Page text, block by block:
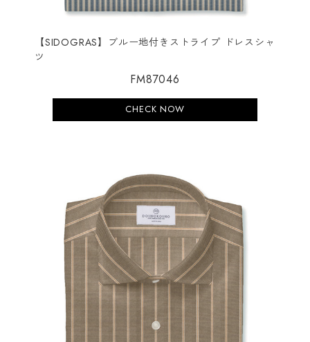
【SIDOGRAS】ブルー地付きストライプ ドレスシャ
ツ
FM87046
CHECK NOW